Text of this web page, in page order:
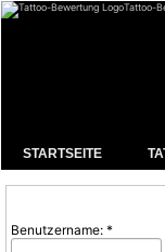
Tattoo-
STARTSEITE
Benutzername: *